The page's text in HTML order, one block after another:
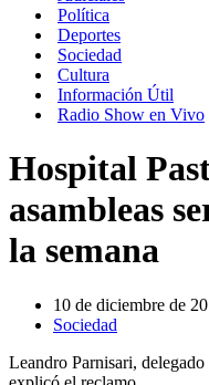
Política
Deportes
Sociedad
Cultura
Información Útil
Radio Show en Vivo
Hospital
asambleas
la semana
10 de diciembre de
Sociedad
Leandro Parnisari,